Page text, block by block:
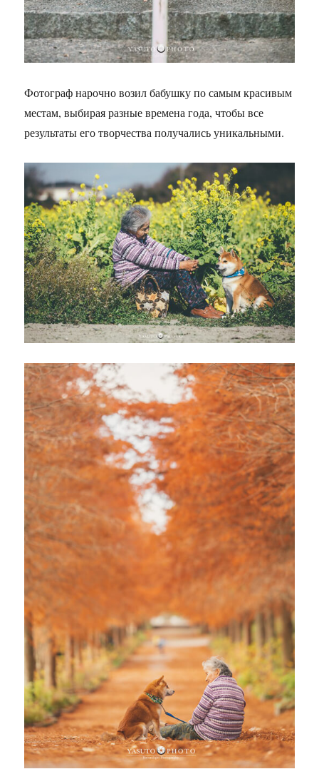
Фотограф нарочно возил бабушку по самым красивым
местам, выбирая разные времена года, чтобы все
результаты его творчества получались уникальными.